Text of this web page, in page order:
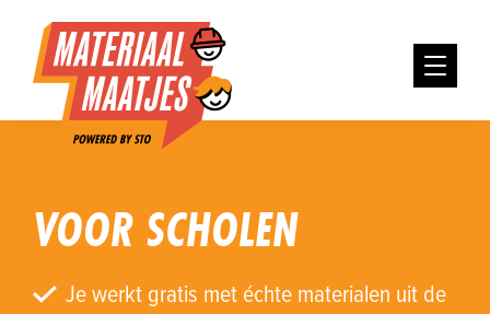
VOOR SCHOLEN
Je werkt gratis met échte materialen uit de